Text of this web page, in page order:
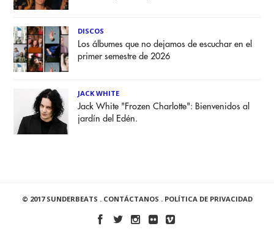
DISCOS
Los álbumes que no dejamos de escuchar en el
primer semestre de 2026
JACK WHITE
Jack White "Frozen Charlotte": Bienvenidos al
jardín del Edén.
© 2017 SUNDERBEATS . CONTÁCTANOS . POLÍTICA DE PRIVACIDAD